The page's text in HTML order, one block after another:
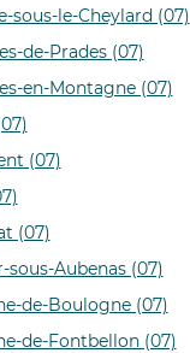
sous-le-Cheylard (07)
de-Prades (07)
en-Montagne (07)
(07)
(07)
Aubenas (07)
de-Boulogne (07)
de-Fontbellon (07)